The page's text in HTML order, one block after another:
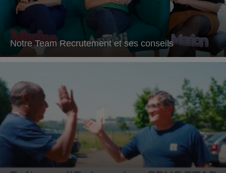
Notre Team Recrutement et ses conseils